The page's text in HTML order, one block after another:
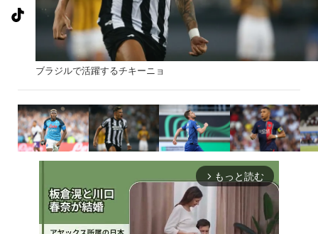
ブラジルで活躍するチキーニョ
arrow_forward_ios もっと読む